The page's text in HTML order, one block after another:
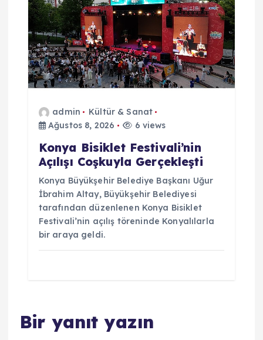
admin
Kültür & Sanat
Ağustos 8, 2026
6 views
Konya Bisiklet Festivali’nin
Açılışı Coşkuyla Gerçekleşti
Konya Büyükşehir Belediye Başkanı Uğur
İbrahim Altay, Büyükşehir Belediyesi
tarafından düzenlenen Konya Bisiklet
Festivali’nin açılış töreninde Konyalılarla
bir araya geldi.
Bir yanıt yazın